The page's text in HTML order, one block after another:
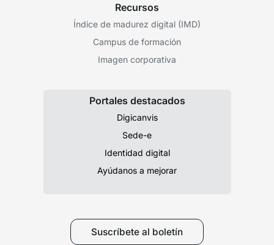
Recursos
Índice de madurez digital (IMD)
Campus de formación
Imagen corporativa
Portales destacados
Digicanvis
Sede-e
Identidad digital
Ayúdanos a mejorar
Suscríbete al boletín